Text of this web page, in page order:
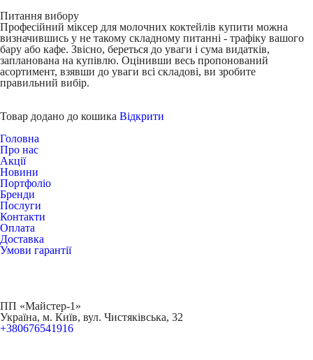
Питання вибору
Професійний міксер для молочних коктейлів купити можна
визначившись у не такому складному питанні - трафіку вашого
бару або кафе. Звісно, береться до уваги і сума видатків,
запланована на купівлю. Оцінивши весь пропонований
асортимент, взявши до уваги всі складові, ви зробите
правильний вибір.
Товар додано до кошика Відкрити
Головна
Про нас
Акції
Новини
Портфоліо
Бренди
Послуги
Контакти
Оплата
Доставка
Умови гарантії
ПП «Майстер-1»
Українa, м. Київ, вул. Чистяківська, 32
+380676541916